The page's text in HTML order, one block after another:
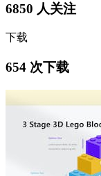
6850 人关注
下载
654 次下载